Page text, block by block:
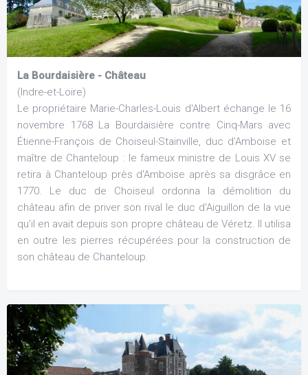
La Bourdaisière - Château
(Indre-et-Loire)
Le propriétaire Marie-Charles-Louis d'Albert échange le 16
novembre 1768 La Bourdaisière contre Cinq-Mars avec
Étienne-François de Choiseul-Stainville, duc d'Amboise et
maître de Chanteloup : le fameux ministre de Louis XV se
retira à Chanteloup près d'Amboise après sa disgrâce en
1770. Le duc de Choiseul ordonna la démolition du
château afin de priver son rival le duc d'Aiguillon de la vue
qu'il en avait depuis son propre château de Véretz. Il utilisa
en outre les pierres récupérées pour la construction de
son château de Chanteloup.